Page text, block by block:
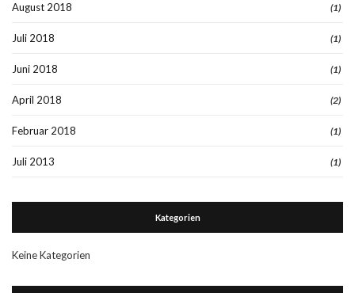
August 2018 (1)
Juli 2018 (1)
Juni 2018 (1)
April 2018 (2)
Februar 2018 (1)
Juli 2013 (1)
Kategorien
Keine Kategorien